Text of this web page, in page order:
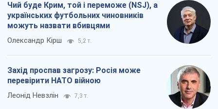
Чий буде Крим, той і переможе (NSJ), а
українських футбольних чиновників
можуть назвати вбивцями
Олександр Кірш 5,2 т.
Захід проспав загрозу: Росія може
перевірити НАТО війною
Леонід Невзлін 7,3 т.